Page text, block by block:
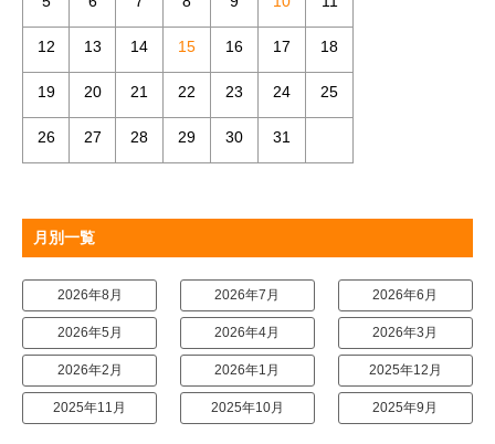
12 13 14 15 16 17 18
19 20 21 22 23 24 25
26 27 28 29 30 31
月別一覧
2026年8月 2026年7月 2026年6月
2026年5月 2026年4月 2026年3月
2026年2月 2026年1月 2025年12月
2025年11月 2025年10月 2025年9月